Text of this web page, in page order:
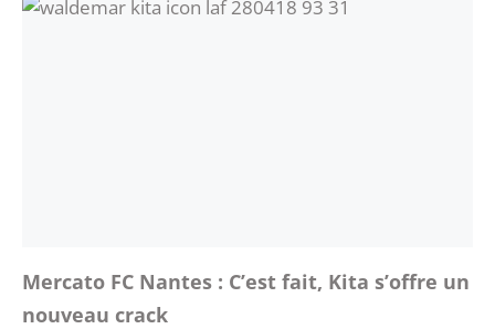
Mercato FC Nantes : C’est fait, Kita s’offre un
nouveau crack